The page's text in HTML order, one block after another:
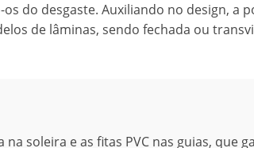
do desgaste. Auxiliando no design, a
de lâminas, sendo fechada ou
soleira e as fitas PVC nas guias, que